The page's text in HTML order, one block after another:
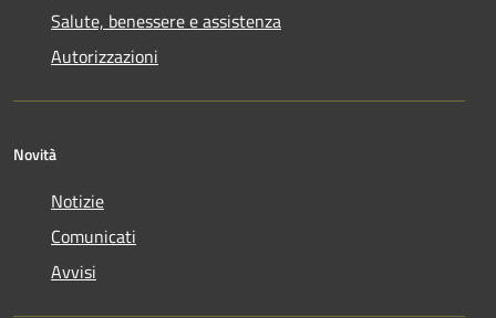
Salute, benessere e assistenza
Autorizzazioni
Novità
Notizie
Comunicati
Avvisi